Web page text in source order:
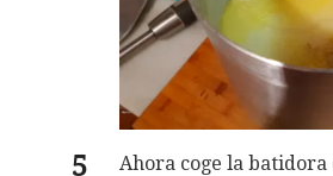
Ahora coge la